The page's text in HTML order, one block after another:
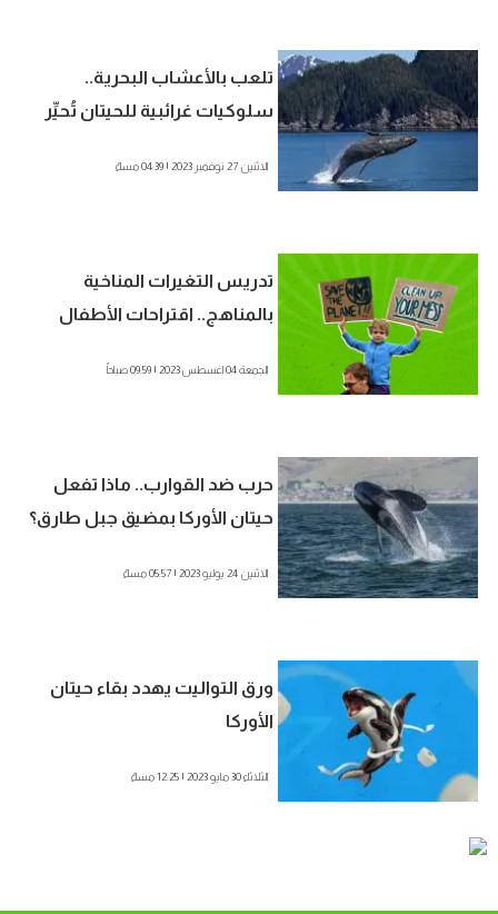
تلعب بالأعشاب البحرية..
سلوكيات غرائبية للحيتان تُحيِّر
الاثنين 27 نوفمبر 2023 | 04:39 مساءً
تدريس التغيرات المناخية
بالمناهج.. اقتراحات الأطفال
الجمعة 04 اغسطس 2023 | 09:59 صباحاً
حرب ضد القوارب.. ماذا تفعل
حيتان الأوركا بمضيق جبل طارق؟
الاثنين 24 يوليو 2023 | 05:57 مساءً
ورق التواليت يهدد بقاء حيتان
الأوركا
الثلاثاء 30 مايو 2023 | 12:25 مساءً